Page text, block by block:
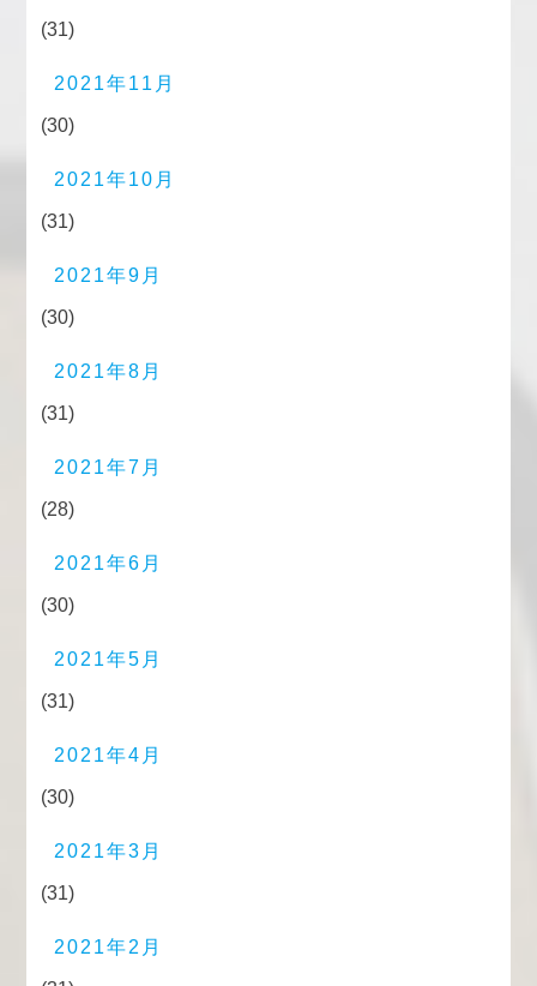
(31)
2021年11月
(30)
2021年10月
(31)
2021年9月
(30)
2021年8月
(31)
2021年7月
(28)
2021年6月
(30)
2021年5月
(31)
2021年4月
(30)
2021年3月
(31)
2021年2月